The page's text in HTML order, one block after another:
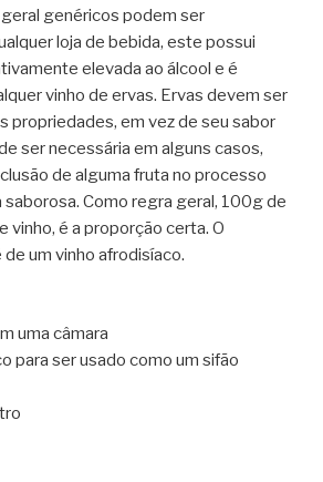
genéricos podem ser
loja de bebida, este possui
elevada ao álcool e é
vinho de ervas. Ervas devem ser
propriedades, em vez de seu sabor
ser necessária em alguns casos,
de alguma fruta no processo
saborosa. Como regra geral, 100g de
vinho, é a proporção certa. O
um vinho afrodisíaco.
uma câmara
para ser usado como um sifão